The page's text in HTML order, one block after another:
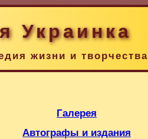
Украинка
жизни и творчества
Галерея
Автографы и издания